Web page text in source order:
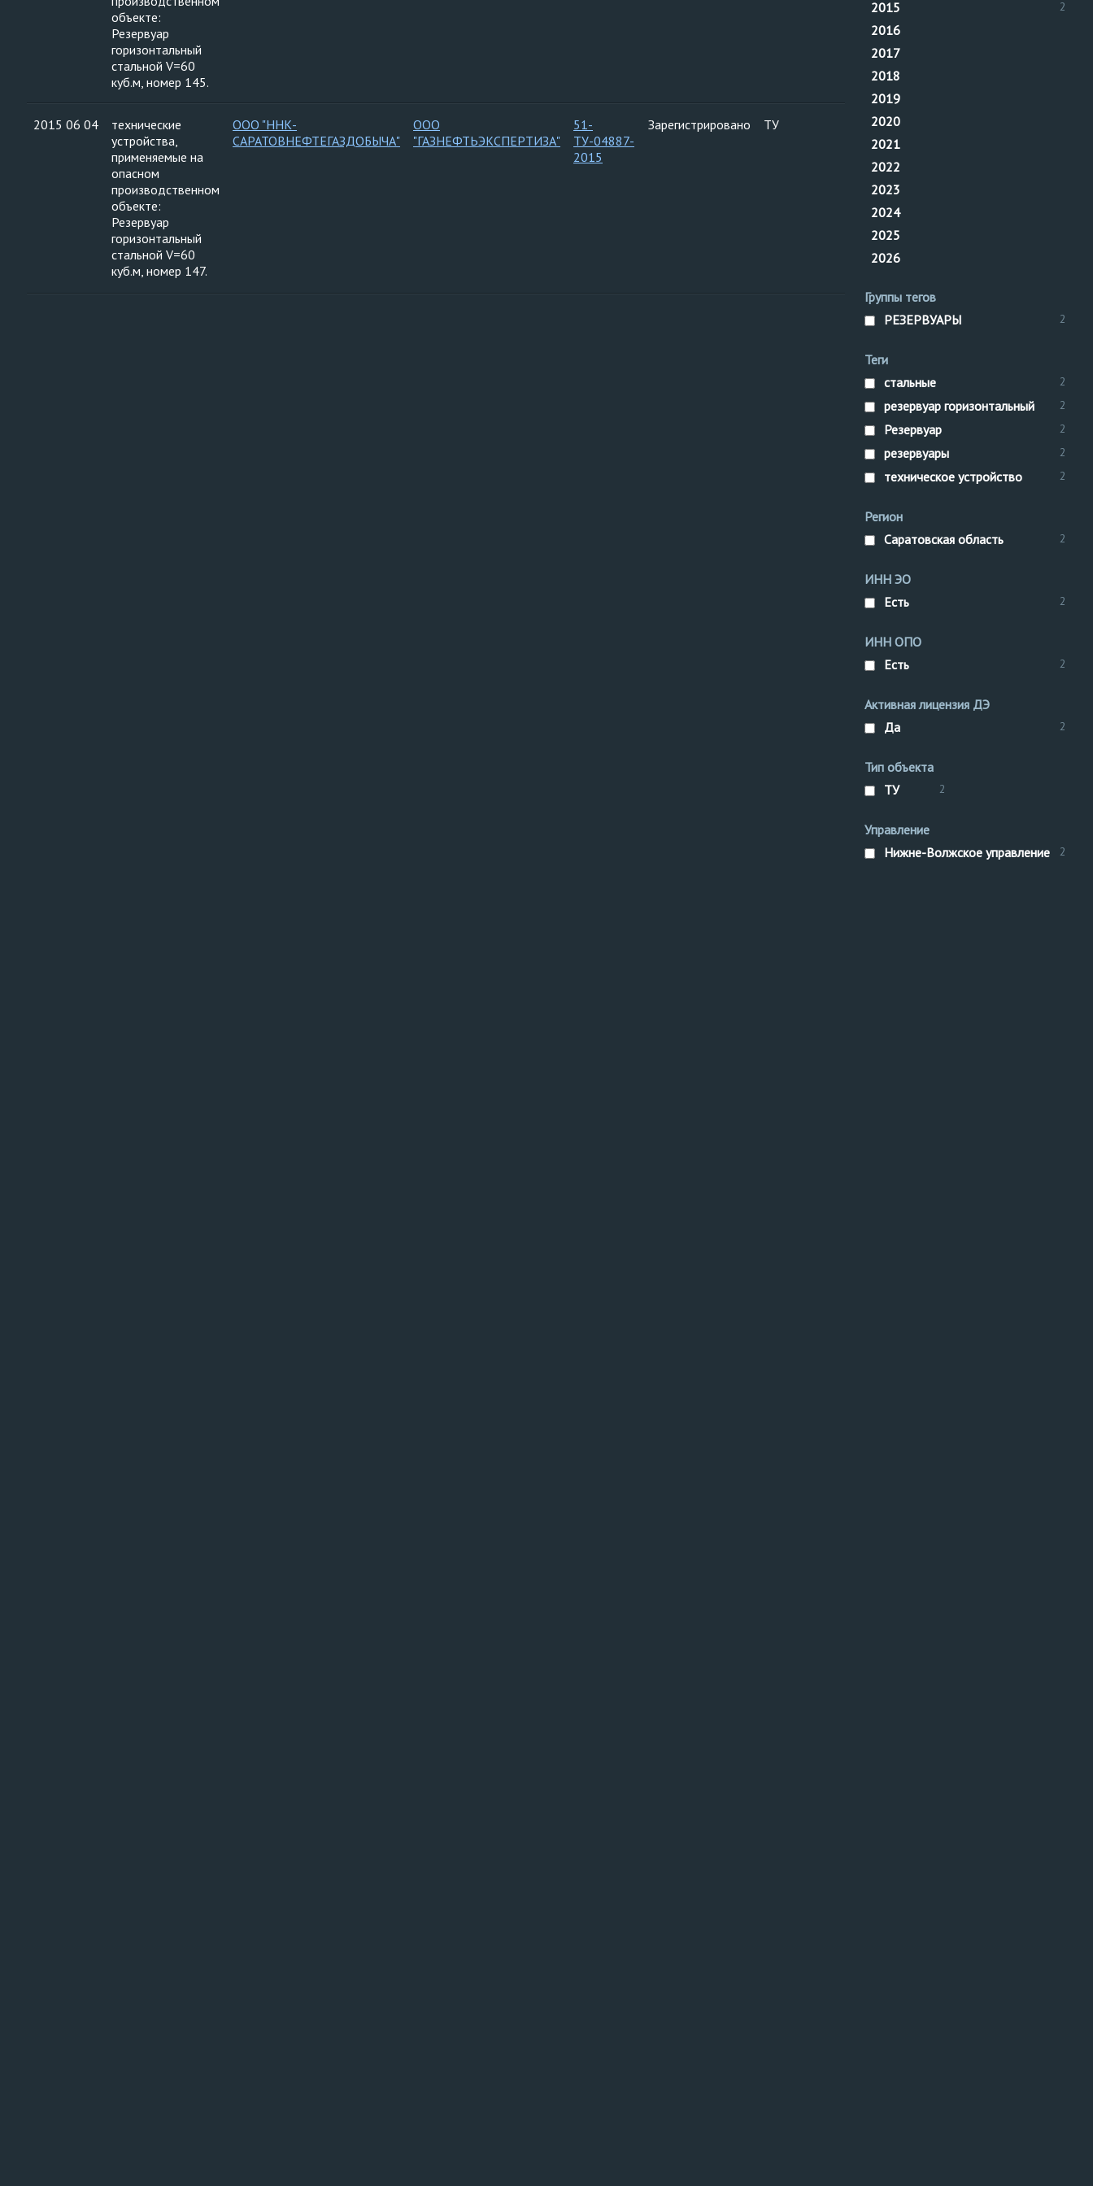
объекте:
Резервуар
горизонтальный
стальной V=60
куб.м, номер 145.
2015 06 04
технические
устройства,
применяемые на
опасном
производственном
объекте:
Резервуар
горизонтальный
стальной V=60
куб.м, номер 147.
ООО "ННК-
САРАТОВНЕФТЕГАЗДОБЫЧА"
ООО
"ГАЗНЕФТЬЭКСПЕРТИЗА"
51-
ТУ-04887-
2015
Зарегистрировано ТУ
2015
2
2016
2017
2018
2019
2020
2021
2022
2023
2024
2025
2026
Группы тегов
РЕЗЕРВУАРЫ
2
Теги
стальные
2
резервуар горизонтальный 2
Резервуар 2
резервуары 2
техническое устройство 2
Регион
Саратовская область
2
ИНН ЭО
Есть
2
ИНН ОПО
Есть
2
Активная лицензия ДЭ
Да
2
Тип объекта
ТУ
2
Управление
Нижне-Волжское управление
2